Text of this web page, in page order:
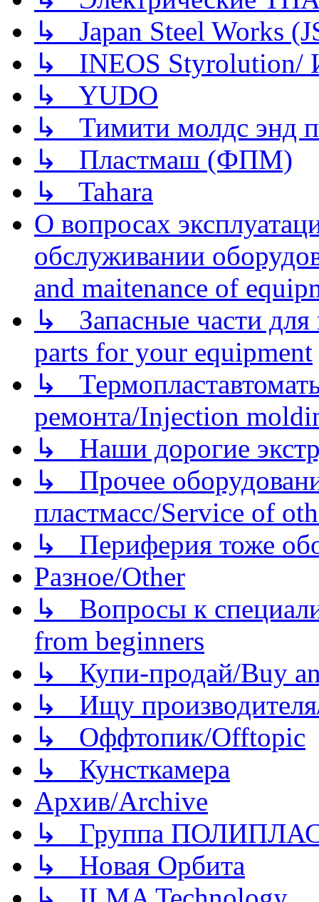
↳ Japan Steel Works
↳ INEOS
↳ YUDO
↳ Тимити молдс энд
↳ Пластмаш (ФПМ)
↳ Tahara
О вопросах
обслуживании
and maitenance of
↳ Запасные части для
parts for your equipment
↳
ремонта/Injection
↳ Наши дорогие
↳ Прочее
пластмасс/Service of
↳ Периферия тоже
Разное/Other
↳ Вопросы к
from beginners
↳ Купи-продай/Buy
↳ Ищу
↳ Оффтопик/Offtopic
↳ Кунсткамера
Архив/Archive
↳ Группа
↳ Новая Орбита